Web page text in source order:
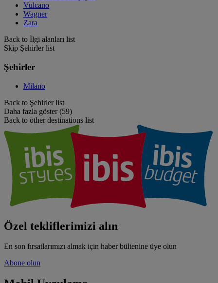
Vulcano
Wagner
Zara
Back to İlgi alanları list
Skip Şehirler list
Şehirler
Milano
Back to Şehirler list
Daha fazla göster (59)
Back to other destinations list
Özel tekliflerimizi alın
En son fırsatlarımızı almak için haber bültenine üye olun
Abone olun